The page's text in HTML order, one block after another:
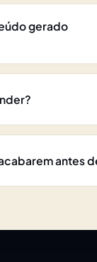
gerado
antes